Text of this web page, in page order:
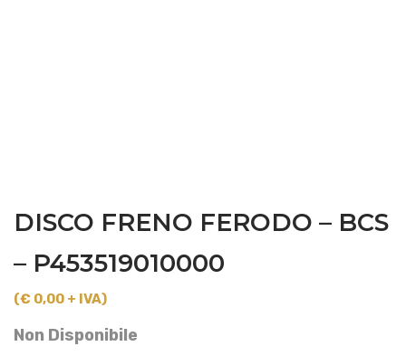
DISCO FRENO FERODO – BCS
– P453519010000
(€ 0,00 + IVA)
Non Disponibile